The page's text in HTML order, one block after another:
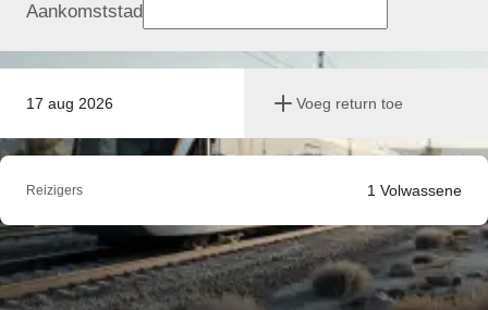
17 aug 2026 Voeg return toe
Aankomststad
Reizigers 1 Volwassene